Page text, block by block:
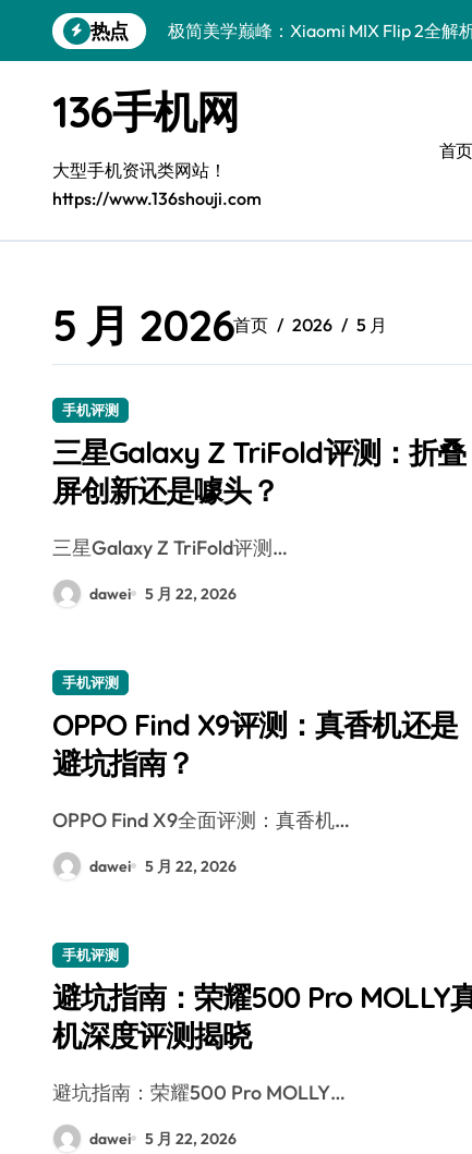
到
热点
极简美学巅峰：Xiaomi MIX Flip 2全解
华为nova15 Ultra：极简高效新体验
真我GT8 Pro：极简旗舰，性能巅峰
三星W26：极简设计，高效之选
极简新境，三星W26尊享登场
极简美学巅峰：OPPO Find X9 Pro全解
136手机网
大型手机资讯类网站！
https://www.136shouji.com
首页
5 月 2026首页 2026 5 月
手机评测
三星Galaxy Z TriFold评测：折叠
屏创新还是噱头？
三星Galaxy Z TriFold评测…
dawei 5 月 22, 2026
手机评测
OPPO Find X9评测：真香机还是
避坑指南？
OPPO Find X9全面评测：真香机…
dawei 5 月 22, 2026
手机评测
避坑指南：荣耀500 Pro MOLLY
机深度评测揭晓
避坑指南：荣耀500 Pro MOLLY…
dawei 5 月 22, 2026